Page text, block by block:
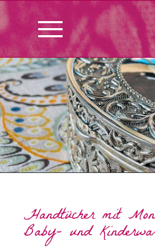
Handtücher mit
Baby- und